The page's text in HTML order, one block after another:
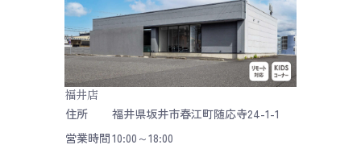
福井店
住所
福井県坂井市春江町随応寺24-1-1
営業時間10:00～18:00